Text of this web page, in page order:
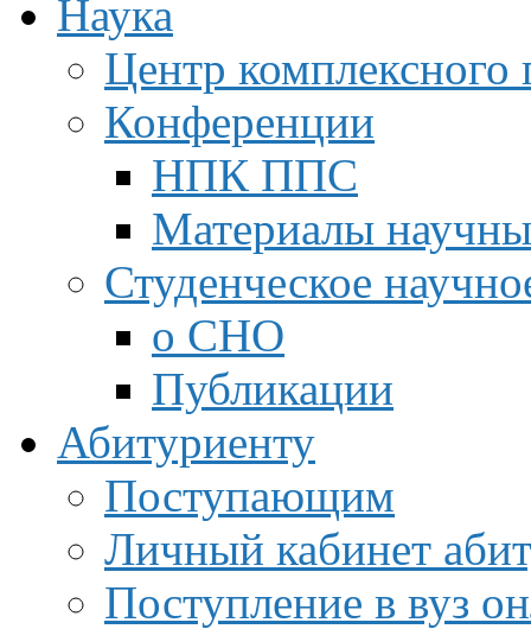
Наука
Центр
Конференции
НПК ППС
Материалы
Студенческое
о СНО
Публикации
Абитуриенту
Поступающим
Личный кабинет
Поступление в вуз